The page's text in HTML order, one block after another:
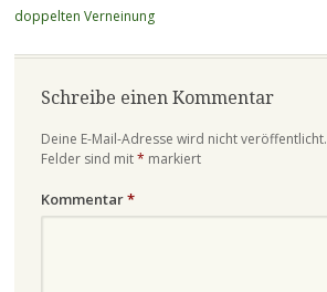
doppelten Verneinung
Schreibe einen Kommentar
Deine E-Mail-Adresse wird nicht veröffentlicht.
Felder sind mit* markiert
Kommentar*